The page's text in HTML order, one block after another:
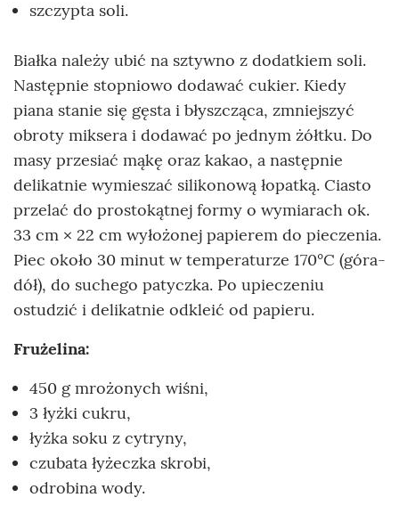
szczypta soli.
Białka należy ubić na sztywno z dodatkiem soli.
Następnie stopniowo dodawać cukier. Kiedy
piana stanie się gęsta i błyszcząca, zmniejszyć
obroty miksera i dodawać po jednym żółtku. Do
masy przesiać mąkę oraz kakao, a następnie
delikatnie wymieszać silikonową łopatką. Ciasto
przelać do prostokątnej formy o wymiarach ok.
33 cm × 22 cm wyłożonej papierem do pieczenia.
Piec około 30 minut w temperaturze 170°C (góra-
dół), do suchego patyczka. Po upieczeniu
ostudzić i delikatnie odkleić od papieru.
Frużelina:
450 g mrożonych wiśni,
3 łyżki cukru,
łyżka soku z cytryny,
czubata łyżeczka skrobi,
odrobina wody.